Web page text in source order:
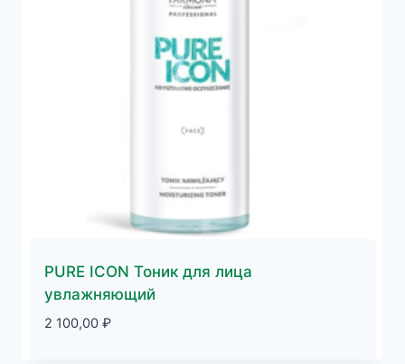
PURE ICON Тоник для лица
увлажняющий
2 100,00 ₽